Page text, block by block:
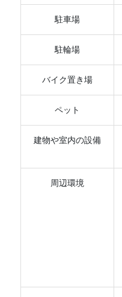
駐車場
駐輪場
バイク置き場
ペット
建物や室内の設備
周辺環境